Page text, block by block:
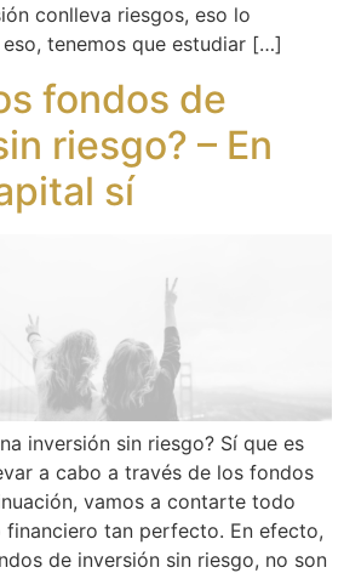
conlleva riesgos, eso lo
tenemos que estudiar […]
fondos de
riesgo? – En
sí
inversión sin riesgo? Sí que es
a cabo a través de los fondos
vamos a contarte todo
tan perfecto. En efecto,
de inversión sin riesgo, no son